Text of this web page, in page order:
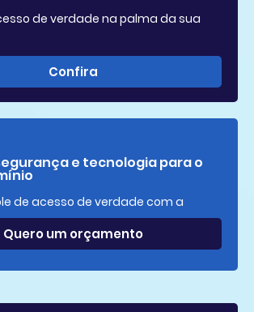
de verdade na palma da sua
Confira
e tecnologia para o
de acesso de verdade com a
Quero um orçamento